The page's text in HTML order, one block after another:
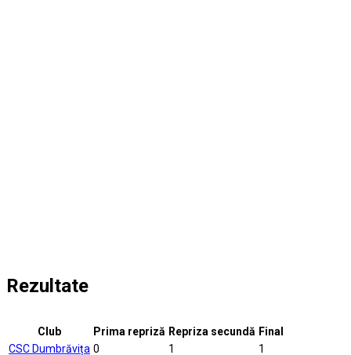
Rezultate
Club Prima repriză Repriza secundă Final
CSC Dumbrăvița 0 1
1